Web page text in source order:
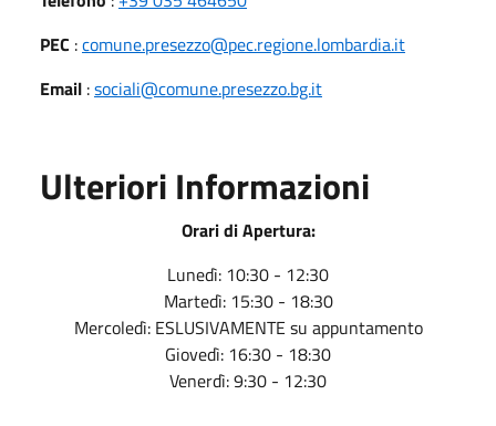
PEC :comune.presezzo@pec.regione.lombardia.it
Email :sociali@comune.presezzo.bg.it
Ulteriori Informazioni
Orari di Apertura:
Lunedì: 10:30 - 12:30
Martedì: 15:30 - 18:30
Mercoledì: ESLUSIVAMENTE su appuntamento
Giovedì: 16:30 - 18:30
Venerdì: 9:30 - 12:30